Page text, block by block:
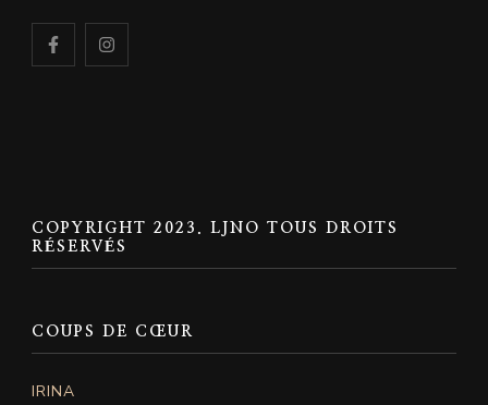
COPYRIGHT 2023. LJNO TOUS DROITS
RÉSERVÉS
COUPS DE CŒUR
IRINA